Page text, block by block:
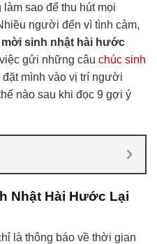
sao để thu hút mọi
người đến vì tình cảm,
mời sinh nhật hài hước
gửi những câu chúc sinh
đặt mình vào vị trí người
nào sau khi đọc 9 gợi ý
Nhật Hài Hước Lại
là thông báo về thời gian